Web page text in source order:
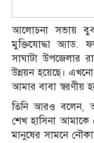
আলোচনা সভায়
মুক্তিযোদ্ধা অ্যাড.
সাঘাটা উপজেলার
উন্নয়ন হয়েছে।
আমার বাবা স্বরণীয়
তিনি আরও বলেন,
শেখ হাসিনা
মানুষের সামনে